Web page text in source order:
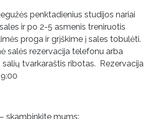
penktadienius studijos nariai
ir po 2-5 asmenis treniruotis
proga ir grįškime į sales tobulėti.
salės rezervacija telefonu arba
tvarkaraštis ribotas. Rezervacija
skambinkite mums: